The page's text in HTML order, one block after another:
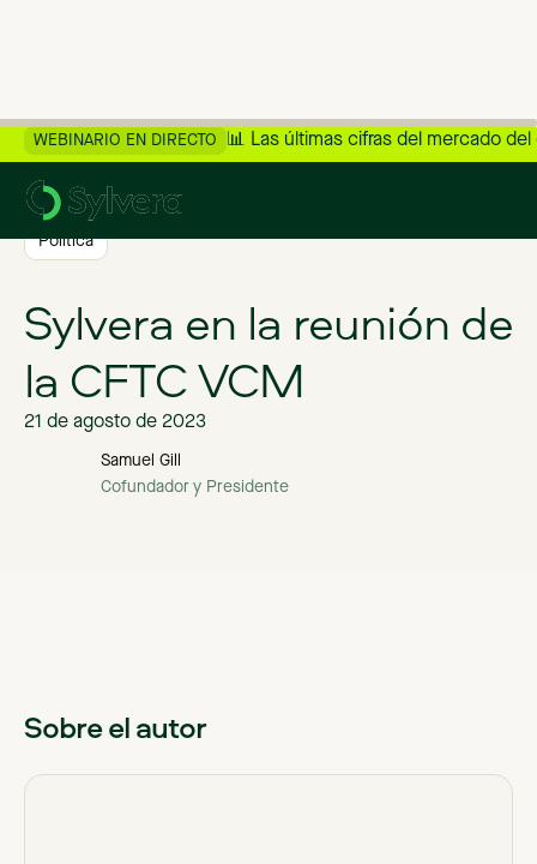
WEBINARIO EN DIRECTO 📊 Las últimas cifras del mercado
Política
Sylvera en la reunión de
la CFTC VCM
21 de agosto de 2023
Samuel Gill
Cofundador y Presidente
Sobre el autor